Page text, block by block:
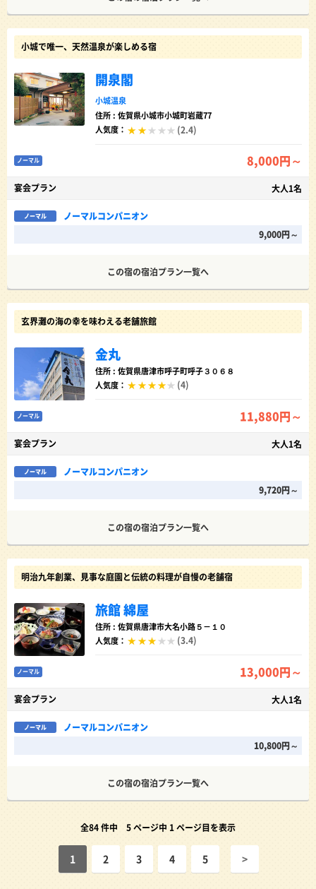
小城で唯一、天然温泉が楽しめる宿
開泉閣
小城温泉
住所 : 佐賀県小城市小城町岩蔵77
人気度：
(2.4)
ノーマル 8,000円～
宴会プラン 大人1名
ノーマル
ノーマルコンパニオン
9,000円～
この宿の宿泊プラン一覧へ
玄界灘の海の幸を味わえる老舗旅館
金丸
住所 : 佐賀県唐津市呼子町呼子３０６８
人気度：
(4)
ノーマル 11,880円～
宴会プラン 大人1名
ノーマル
ノーマルコンパニオン
9,720円～
この宿の宿泊プラン一覧へ
明治九年創業、見事な庭園と伝統の料理が自慢の老舗宿
旅館 綿屋
住所 : 佐賀県唐津市大名小路５－１０
人気度：
(3.4)
ノーマル 13,000円～
宴会プラン 大人1名
ノーマル
ノーマルコンパニオン
10,800円～
この宿の宿泊プラン一覧へ
全84 件中 5 ページ中 1 ページ目を表示
1 2 3 4 5 >